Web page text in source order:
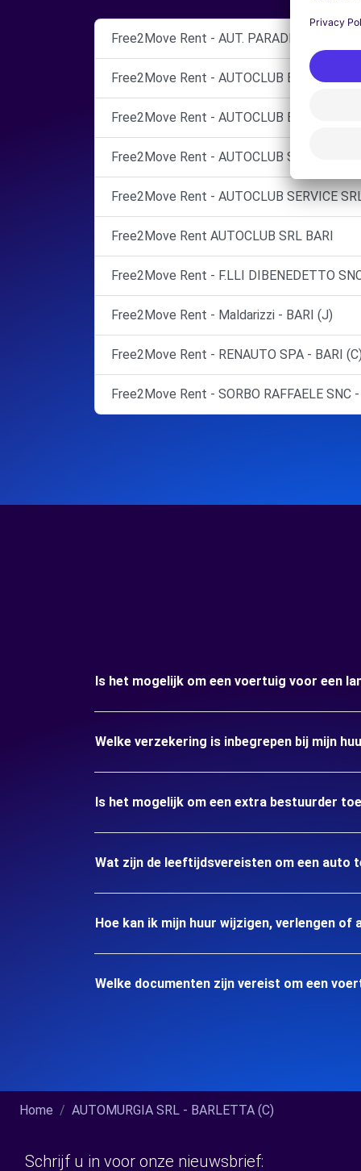
Free2Move Rent - AUT. PARADISO
Free2Move Rent - AUTOCLUB BARI SRL -
Free2Move Rent - AUTOCLUB BARI SRL -
Free2Move Rent - AUTOCLUB SERVICE
Free2Move Rent - AUTOCLUB SERVICE
Free2Move Rent AUTOCLUB SRL BARI
Free2Move Rent - F.LLI DIBENEDETTO
Free2Move Rent - Maldarizzi - BARI (J)
Free2Move Rent - RENAUTO SPA - BARI
Free2Move Rent - SORBO RAFFAELE SNC
Is het mogelijk om een voertuig voor een
Welke verzekering is inbegrepen bij mijn
Is het mogelijk om een extra bestuurder
Wat zijn de leeftijdsvereisten om een auto
Hoe kan ik mijn huur wijzigen, verlengen of
Welke documenten zijn vereist om een
Home AUTOMURGIA SRL - BARLETTA (C)
Schrijf u in voor onze nieuwsbrief: